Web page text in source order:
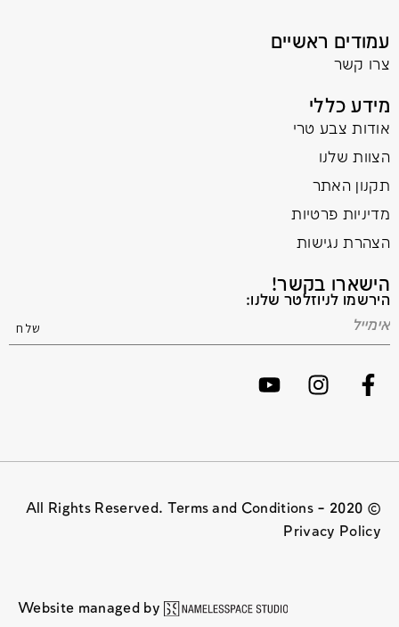
עמודים ראשיים
צרו קשר
מידע כללי
אודות צבע טרי
הצוות שלנו
תקנון האתר
מדיניות פרטיות
הצהרת נגישות
הישארו בקשר!
הירשמו לניוזלטר שלנו:
© 2020 All Rights Reserved. Terms and Conditions –
Privacy Policy
Website managed by